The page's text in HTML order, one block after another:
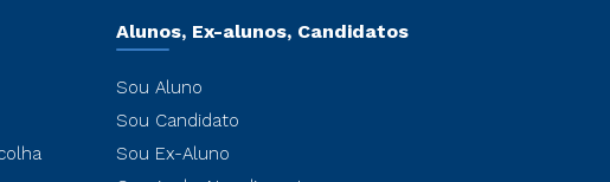
Alunos, Ex-alunos, Candidatos
Sou Aluno
Sou Candidato
Sou Ex-Aluno